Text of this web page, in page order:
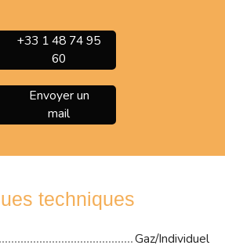
+33 1 48 74 95
60
Envoyer un
mail
techniques
Gaz/Individuel